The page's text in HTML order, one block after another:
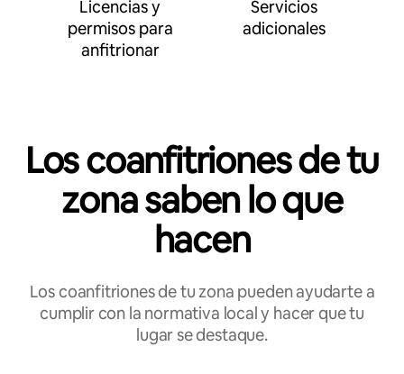
Licencias y
permisos para
anfitrionar
Servicios
adicionales
Los coanfitriones de tu
zona saben lo que
hacen
Los coanfitriones de tu zona pueden ayudarte a
cumplir con la normativa local y hacer que tu
lugar se destaque.